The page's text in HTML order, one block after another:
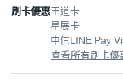
刷卡優惠王道卡
星展卡
中信LINE Pay
查看所有刷卡優